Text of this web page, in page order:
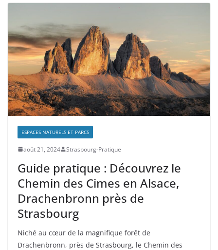
ESPACES NATURELS ET PARCS
août 21, 2024 Strasbourg-Pratique
Guide pratique : Découvrez le
Chemin des Cimes en Alsace,
Drachenbronn près de
Strasbourg
Niché au cœur de la magnifique forêt de
Drachenbronn, près de Strasbourg, le Chemin des